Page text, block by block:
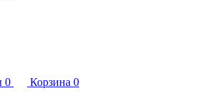
0 Корзина 0